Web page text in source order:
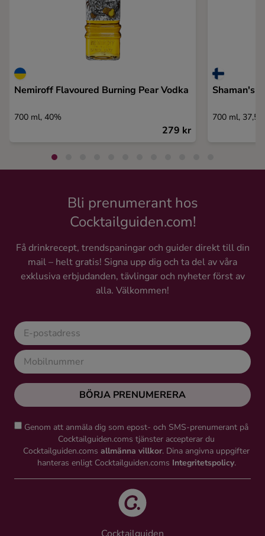
Nemiroff Flavoured Burning Pear Vodka
700 ml, 40%
279 kr
Shaman's
700 ml,
Bli prenumerant hos
Cocktailguiden.com!
Få drinkrecept, trendspaningar och guider direkt till din
mail – helt gratis! Signa upp dig och ta del av våra
exklusiva erbjudanden, tävlingar och nyheter först av
alla. Välkommen!
BÖRJA PRENUMERERA
Genom att anmäla dig som epost- och SMS-prenumerant på
Cocktailguiden.coms tjänster accepterar du
Cocktailguiden.coms allmänna villkor. Dina angivna uppgifter
hanteras enligt Cocktailguiden.coms Integritetspolicy.